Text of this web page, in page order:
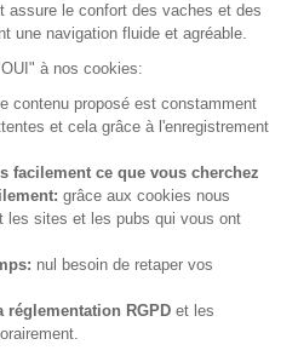
assure le confort des vaches et des
une navigation fluide et agréable.
à nos cookies:
le contenu proposé est constamment
et cela grâce à l'enregistrement
facilement ce que vous cherchez
grâce aux cookies nous
les sites et les pubs qui vous ont
nul besoin de retaper vos
réglementation RGPD et les